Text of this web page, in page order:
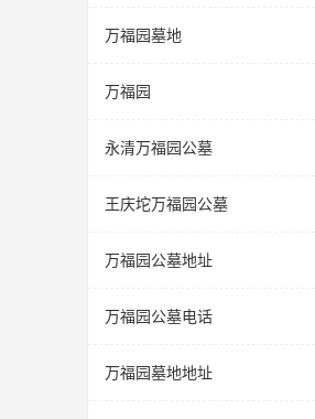
万福园墓地
万福园
永清万福园公墓
王庆坨万福园公墓
万福园公墓地址
万福园公墓电话
万福园墓地地址